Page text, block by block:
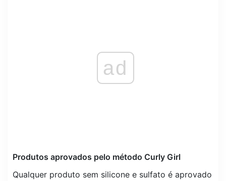
ad
Produtos aprovados pelo método Curly Girl
Qualquer produto sem silicone e sulfato é aprovado